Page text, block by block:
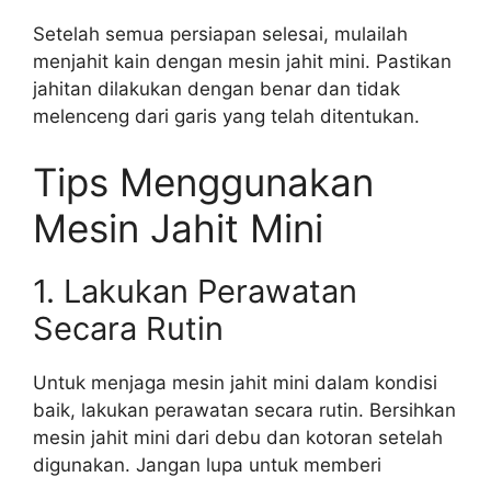
Setelah semua persiapan selesai, mulailah
menjahit kain dengan mesin jahit mini. Pastikan
jahitan dilakukan dengan benar dan tidak
melenceng dari garis yang telah ditentukan.
Tips Menggunakan
Mesin Jahit Mini
1. Lakukan Perawatan
Secara Rutin
Untuk menjaga mesin jahit mini dalam kondisi
baik, lakukan perawatan secara rutin. Bersihkan
mesin jahit mini dari debu dan kotoran setelah
digunakan. Jangan lupa untuk memberi